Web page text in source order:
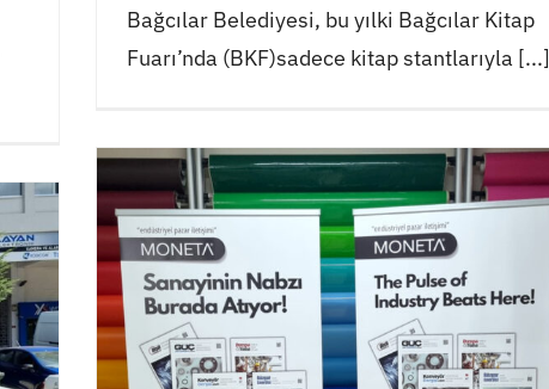
Bağcılar Belediyesi, bu yılki Bağcılar Kitap
Fuarı’nda (BKF)sadece kitap stantlarıyla [...]